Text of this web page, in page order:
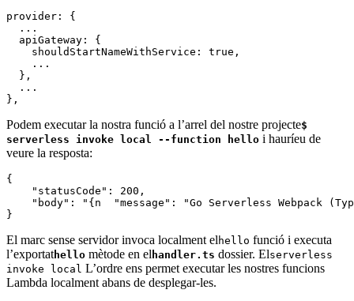
provider: {
  ...
  apiGateway: {
    shouldStartNameWithService: true,
    ...
  },
  ...
},
Podem executar la nostra funció a l’arrel del nostre projecte$
serverless invoke local --function hello i hauríeu de
veure la resposta:
{
    "statusCode": 200,
"body": "{n  "message": "Go Serverless Webpack
}
El marc sense servidor invoca localment el hello funció i executa
l’exportat hello mètode en el handler.ts dossier. Elserverless
invoke local L’ordre ens permet executar les nostres funcions
Lambda localment abans de desplegar-les.